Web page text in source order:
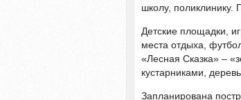
школу, поликлинику.
Детские площадки,
места отдыха,
«Лесная Сказка» –
кустарниками,
Запланирована